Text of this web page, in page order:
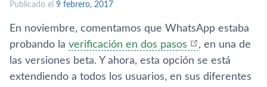
Publicado el 9 febrero, 2017
En noviembre, comentamos que WhatsApp estaba
probando la verificación en dos pasos
, en una de
las versiones beta. Y ahora, esta opción se está
extendiendo a todos los usuarios, en sus diferentes